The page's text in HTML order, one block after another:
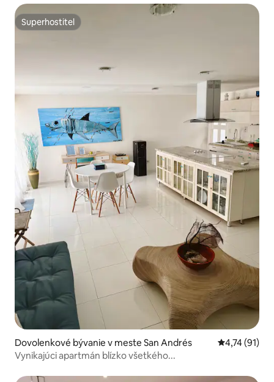
Superhostiteľ
Superhostiteľ
Dovolenkové bývanie v meste San Andrés Priemerné
4,74 (91)
Vynikajúci apartmán blízko všetkého...